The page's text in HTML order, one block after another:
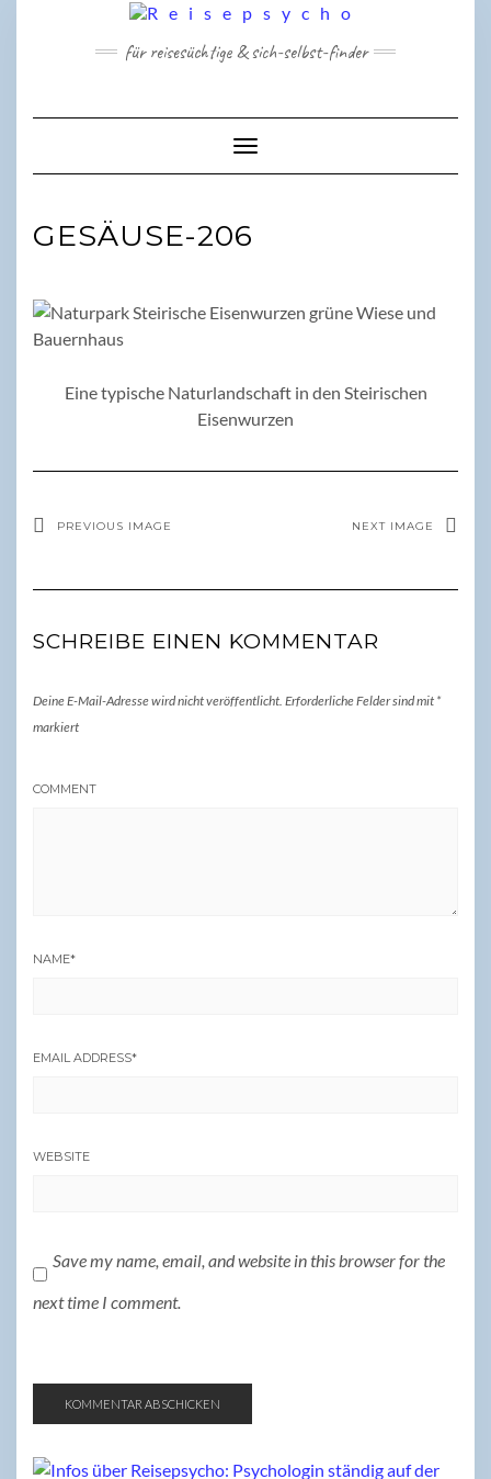
für reisesüchtige & sich-selbst-finder
Toggle Navigation
GESÄUSE-206
Eine typische Naturlandschaft in den Steirischen
Eisenwurzen
PREVIOUS IMAGE NEXT IMAGE
SCHREIBE EINEN KOMMENTAR
Deine E-Mail-Adresse wird nicht veröffentlicht. Erforderliche Felder sind mit *
markiert
COMMENT
NAME*
EMAIL ADDRESS*
WEBSITE
Save my name, email, and website in this browser for the
next time I comment.